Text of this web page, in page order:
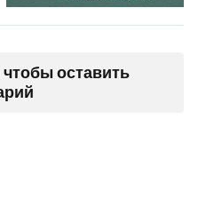
оставить